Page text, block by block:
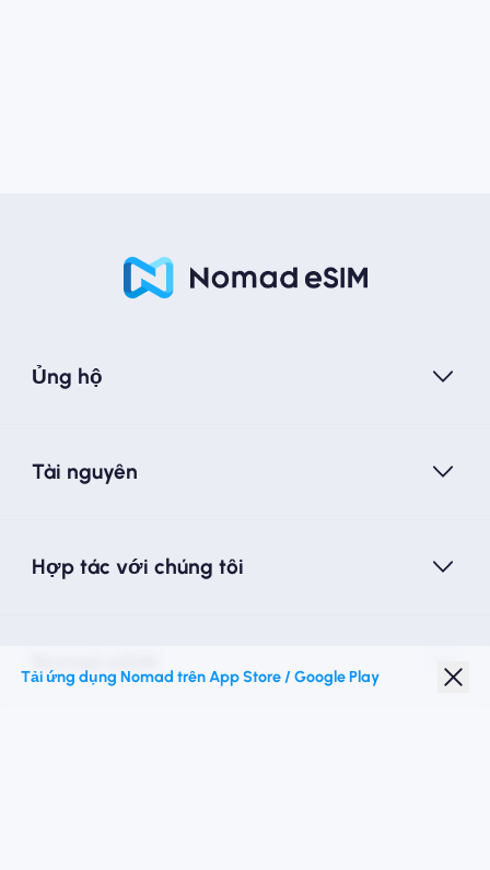
Ủng hộ
Tài nguyên
Hợp tác với chúng tôi
Tải ứng dụng Nomad trên App Store / Google Play